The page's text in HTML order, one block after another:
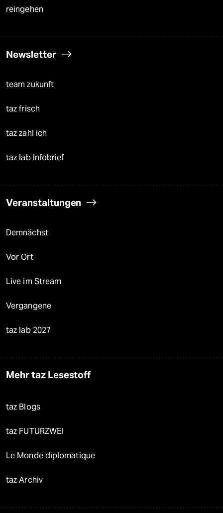
reingehen
Newsletter
team zukunft
taz frisch
taz zahl ich
taz lab Infobrief
Veranstaltungen
Demnächst
Vor Ort
Live im Stream
Vergangene
taz lab 2027
Mehr taz Lesestoff
taz Blogs
taz FUTURZWEI
Le Monde diplomatique
taz Archiv